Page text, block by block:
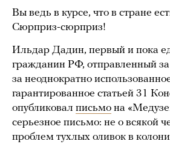
Вы ведь в курсе, что в стране
Сюрприз-сюрприз!
Ильдар Дадин, первый и пока
гражданин РФ, отправленный
за неоднократно
гарантированное статьей 31
опубликовал письмо на
серьезное письмо: не о всякой
проблем тухлых оливок в